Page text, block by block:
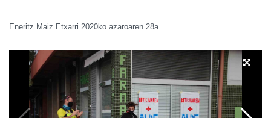
Eneritz Maiz Etxarri 2020ko azaroaren 28a